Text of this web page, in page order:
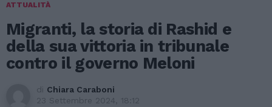
ATTUALITÀ
Migranti, la storia di Rashid e
della sua vittoria in tribunale
contro il governo Meloni
di Chiara Caraboni
23 Settembre 2024, 18:12